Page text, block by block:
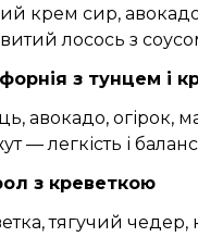
крем сир,
лосось з
з тунцем і
авокадо, огірок,
— легкість і
з креветкою
тягучий чедер,